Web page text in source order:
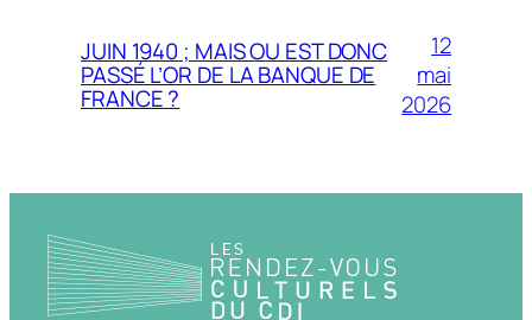
JUIN 1940 ; MAIS OU EST DONC
PASSÉ L’OR DE LA BANQUE DE
FRANCE ?
12
mai
2026